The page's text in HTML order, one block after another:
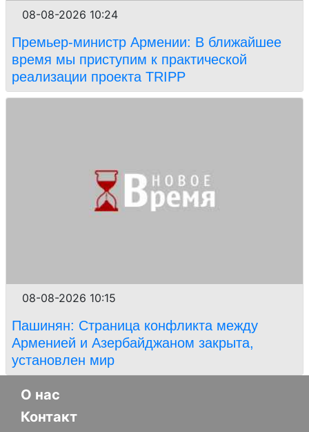
08-08-2026 10:24
Премьер-министр Армении: В ближайшее
время мы приступим к практической
реализации проекта TRIPP
08-08-2026 10:15
Пашинян: Страница конфликта между
Арменией и Азербайджаном закрыта,
установлен мир
О нас
Контакт